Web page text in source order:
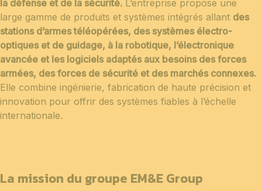
la défense et de la sécurité. L’entreprise propose une
large gamme de produits et systèmes intégrés allant des
stations d’armes téléopérées, des systèmes électro-
optiques et de guidage, à la robotique, l’électronique
avancée et les logiciels adaptés aux besoins des forces
armées, des forces de sécurité et des marchés connexes.
Elle combine ingénierie, fabrication de haute précision et
innovation pour offrir des systèmes fiables à l’échelle
internationale.
La mission du groupe EM&E Group